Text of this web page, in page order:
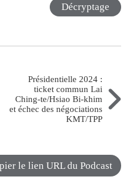
Décryptage
Présidentielle 2024 :
ticket commun Lai
Ching-te/Hsiao Bi-khim
et échec des négociations
KMT/TPP
le lien URL du Podcast